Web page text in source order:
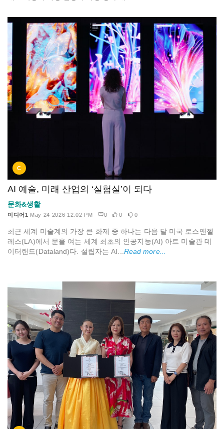
C
AI 예술, 미래 산업의 ‘실험실’이 되다
문화&생활
미디어1 May 24 2026 12:02 PM 0 0 0
최근 세계 미술계의 가장 큰 화제 중 하나는 다음 달 미국 로스앤젤
레스(LA)에서 문을 여는 세계 최초의 인공지능(AI) 아트 미술관 데
이터랜드(Dataland)다. 설립자는 AI... Read more...